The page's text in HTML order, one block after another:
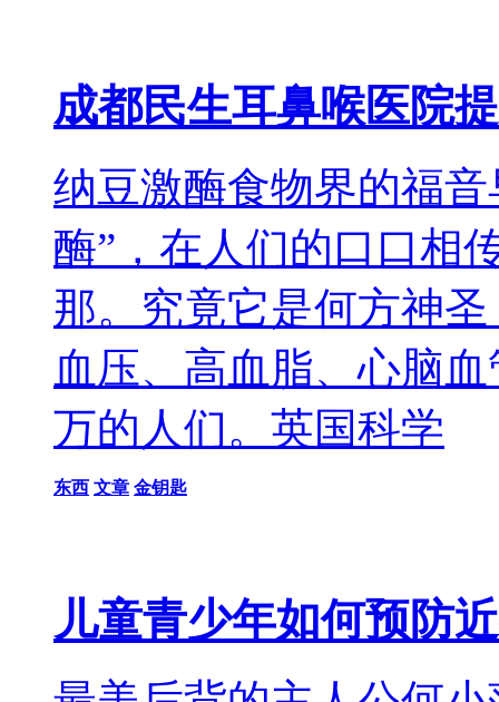
成都民生耳鼻喉医院
纳豆激酶食物界的福
酶”，在人们的口口相
那。究竟它是何方神
血压、高血脂、心脑
万的人们。英国科学
东西 文章 金钥匙
儿童青少年如何预防